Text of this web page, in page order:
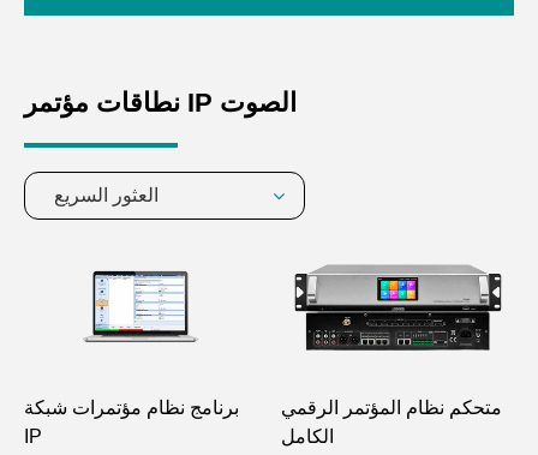
نطاقات مؤتمر IP الصوت
العثور السريع
برنامج نظام مؤتمرات شبكة
IP
متحكم نظام المؤتمر الرقمي
الكامل